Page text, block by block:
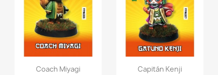
Vista rápida
Coach Miyagi Vista rápida
Capitán Kenji